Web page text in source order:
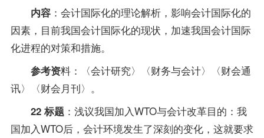
内容：会计国际化的理论解析，影响会计国际化的
因素，目前我国会计国际化的现状，加速我国会计国际
化进程的对策和措施。
参考资料：〈会计研究〉〈财务与会计〉〈财会通
讯〉〈财会月刊〉。
22 标题：浅议我国加入WTO与会计改革目的：我
国加入WTO后，会计环境发生了深刻的变化，这就要求